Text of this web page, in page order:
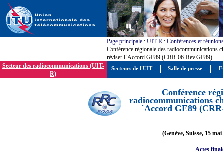
Page principale : UIT-R : Conférences et réunions
Conférence régionale des radiocommunications
réviser l´Accord GE89 (CRR-06-Rev.GE89)
Secteur des radiocommunications (UIT-
R)
Conférence
radiocommunications
´Accord GE89
(Genève, Suisse, 15
Actes
Secteurs de l'UIT Salle de presse